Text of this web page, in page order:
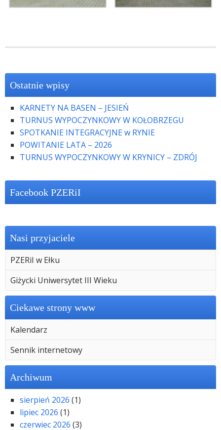
Ostatnie wpisy
KARNETY NA BASEN – JESIEŃ
TURNUS WYPOCZYNKOWY W KOŁOBRZEGU
SPOTKANIE INTEGRACYJNE w RYNIE
POWITANIE LATA – 2026
TURNUS WYPOCZYNKOWY W KRYNICY – ZDRÓJ
Facebook PZERiI
Nasi przyjaciele
PZERiI w Ełku
Giżycki Uniwersytet III Wieku
Ciekawe strony www
Kalendarz
Sennik internetowy
Archiwum
sierpień 2026 (1)
lipiec 2026 (1)
czerwiec 2026 (3)